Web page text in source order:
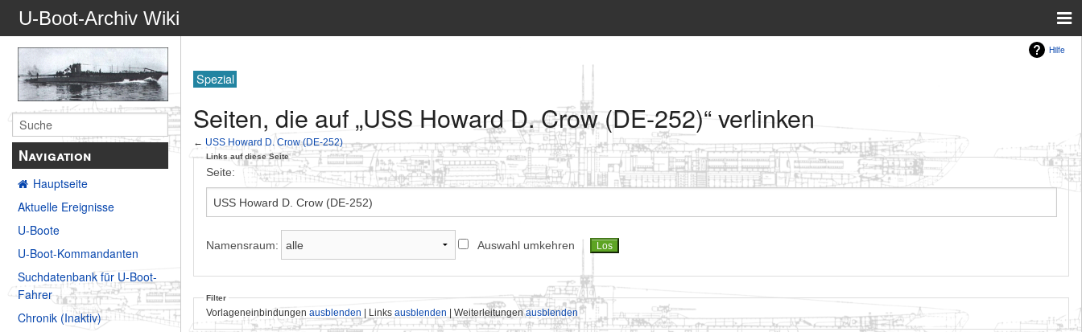
U-Boot-Archiv Wiki
Navigation
Hauptseite
Aktuelle Ereignisse
U-Boote
U-Boot-Kommandanten
Suchdatenbank für U-Boot-
Fahrer
Chronik (Inaktiv)
Hilfe
Spezial
Seiten, die auf „USS Howard D. Crow (DE-252)“ verlinken
← USS Howard D. Crow (DE-252)
Links auf diese Seite
Seite:
Namensraum: Auswahl umkehren
Filter
Vorlageneinbindungen ausblenden | Links ausblenden | Weiterleitungenausblenden